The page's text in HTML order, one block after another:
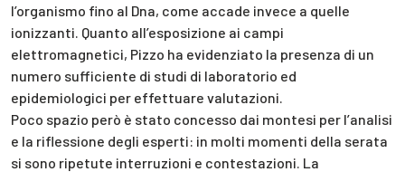
l’organismo fino al Dna, come accade invece a quelle
ionizzanti. Quanto all’esposizione ai campi
elettromagnetici, Pizzo ha evidenziato la presenza di un
numero sufficiente di studi di laboratorio ed
epidemiologici per effettuare valutazioni.
Poco spazio però è stato concesso dai montesi per l’analisi
e la riflessione degli esperti: in molti momenti della serata
si sono ripetute interruzioni e contestazioni. La